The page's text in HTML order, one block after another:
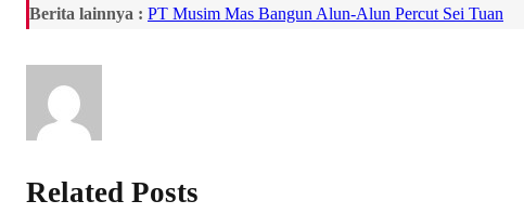
Berita lainnya : PT Musim Mas Bangun Alun-Alun Percut Sei Tuan
Related Posts